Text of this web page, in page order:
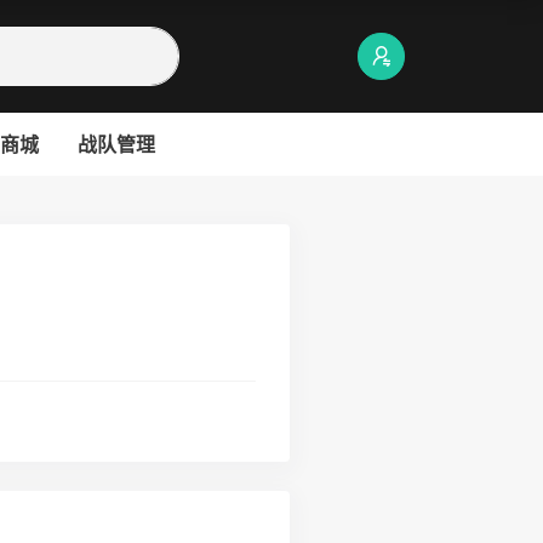
城 战队管理